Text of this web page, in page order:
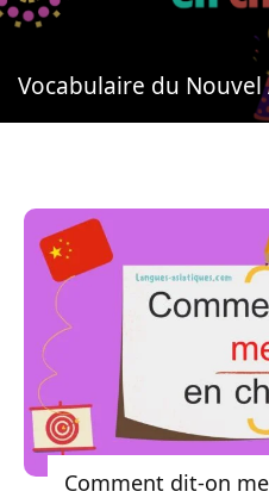
Vocabulaire du
Comment dit-on